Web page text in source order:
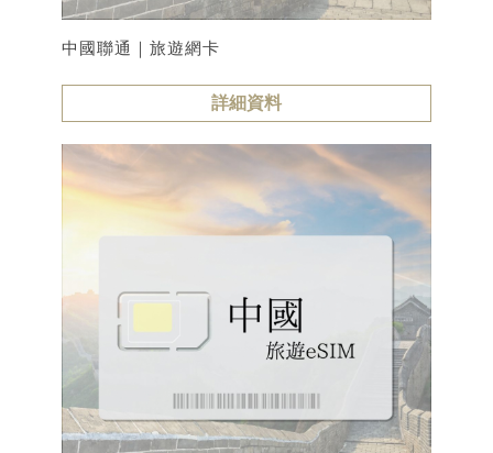
中國聯通｜旅遊網卡
詳細資料